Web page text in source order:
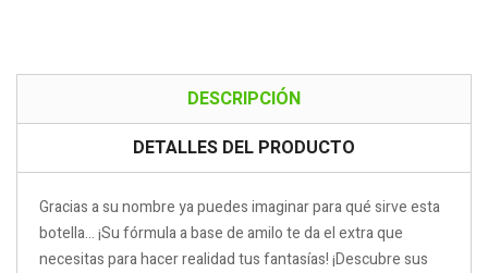
DESCRIPCIÓN
DETALLES DEL PRODUCTO
Gracias a su nombre ya puedes imaginar para qué sirve esta
botella... ¡Su fórmula a base de amilo te da el extra que
necesitas para hacer realidad tus fantasías! ¡Descubre sus